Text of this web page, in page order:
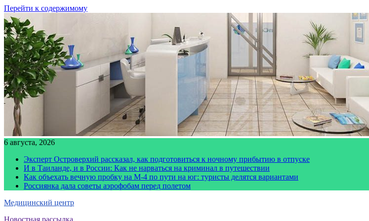
Перейти к содержимому
6 августа, 2026
Эксперт Островерхий рассказал, как подготовиться к ночному прибытию в отпуске
И в Таиланде, и в России: Как не нарваться на криминал в путешествии
Как объехать вечную пробку на М-4 по пути на юг: туристы делятся вариантами
Россиянка дала советы аэрофобам перед полетом
Медицинский центр
Новостная рассылка